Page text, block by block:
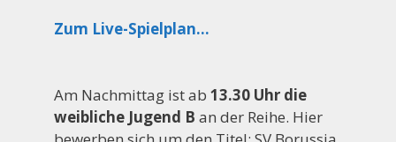
Zum Live-Spielplan…
Am Nachmittag ist ab13.30 Uhr die
weibliche Jugend B an der Reihe. Hier